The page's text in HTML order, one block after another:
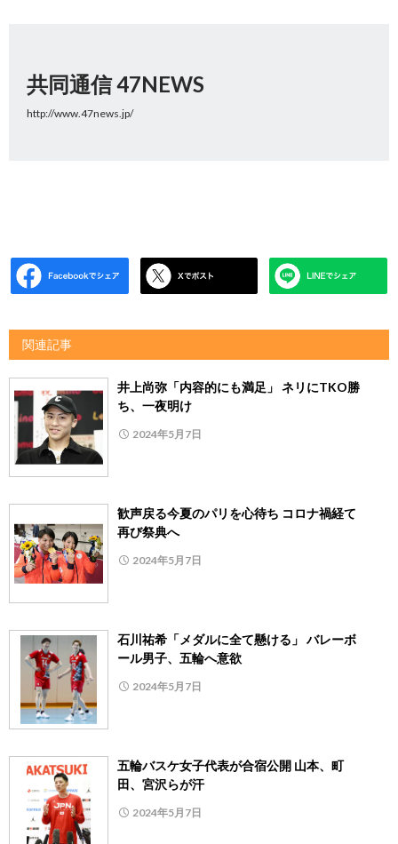
共同通信 47NEWS
http://www.47news.jp/
関連記事
井上尚弥「内容的にも満足」 ネリにTKO勝
ち、一夜明け
2024年5月7日
歓声戻る今夏のパリを心待ち コロナ禍経て
再び祭典へ
2024年5月7日
石川祐希「メダルに全て懸ける」 バレーボ
ール男子、五輪へ意欲
2024年5月7日
五輪バスケ女子代表が合宿公開 山本、町
田、宮沢らが汗
2024年5月7日